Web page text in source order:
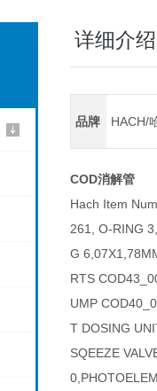
详细介绍
品牌 HACH/
COD消解管
Hach Item
261, O-RING
G
RTS
UMP
T DOSING
SQEEZE